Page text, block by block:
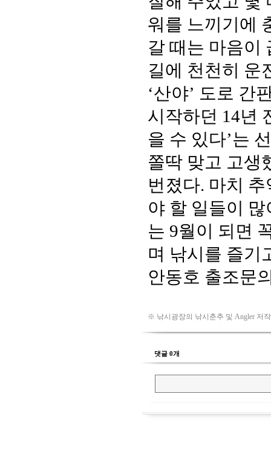
※ 낚시광장의 낚시춘추 및 Angler 저
댓글 0개